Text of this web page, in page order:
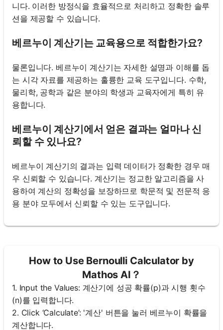
니다. 이러한 방정식을 효율적으로 처리하고 정확한 솔루
션을 제공할 수 있습니다.
베르누이 계산기는 교육용으로 적합한가요?
물론입니다. 베르누이 계산기는 자세한 설명과 이해를 돕
는 시각 자료를 제공하는 훌륭한 교육 도구입니다. 수학,
물리학, 공학과 같은 분야의 학생과 교육자에게 특히 유
용합니다.
베르누이 계산기에서 얻은 결과는 얼마나 신
뢰할 수 있나요?
베르누이 계산기의 결과는 입력 데이터가 정확한 경우 매
우 신뢰할 수 있습니다. 계산기는 정교한 알고리즘을 사
용하여 계산의 정확성을 보장하므로 학문적 및 전문적 응
용 분야 모두에서 신뢰할 수 있는 도구입니다.
How to Use Bernoulli Calculator by
Mathos AI？
1. Input the Values: 계산기에 성공 확률(p)과 시행 횟수
(n)를 입력합니다.
2. Click ‘Calculate’: '계산' 버튼을 눌러 베르누이 확률을
계산합니다.